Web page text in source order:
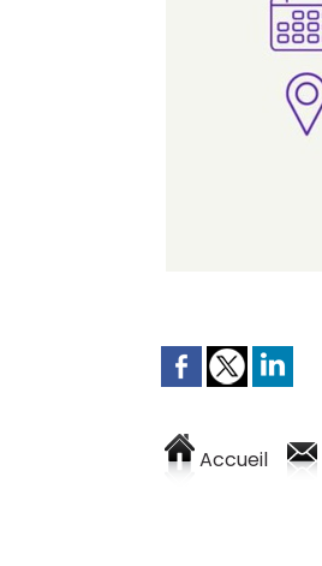
Accueil